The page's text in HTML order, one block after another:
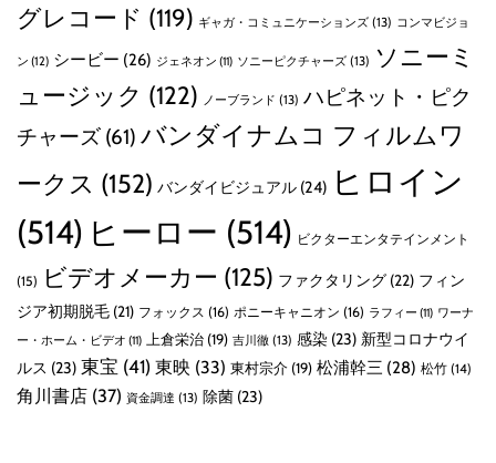
グレコード (119) ギャガ・コミュニケーションズ (13) コンマビジョ
ン (12) シービー (26) ジェネオン (11) ソニーピクチャーズ (13) ソニーミ
ュージック (122) ノーブランド (13) ハピネット・ピク
チャーズ (61) バンダイナムコ フィルムワ
ークス (152) バンダイビジュアル (24) ヒロイン
(514) ヒーロー (514) ビクターエンタテインメント
(15) ビデオメーカー (125) ファクタリング (22) フィン
ジア初期脱毛 (21) フォックス (16) ポニーキャニオン (16) ラフィー (11) ワーナ
ー・ホーム・ビデオ (11) 上倉栄治 (19) 吉川徹 (13) 感染 (23) 新型コロナウイ
ルス (23) 東宝 (41) 東映 (33) 東村宗介 (19) 松浦幹三 (28) 松竹 (14)
角川書店 (37) 資金調達 (13) 除菌 (23)